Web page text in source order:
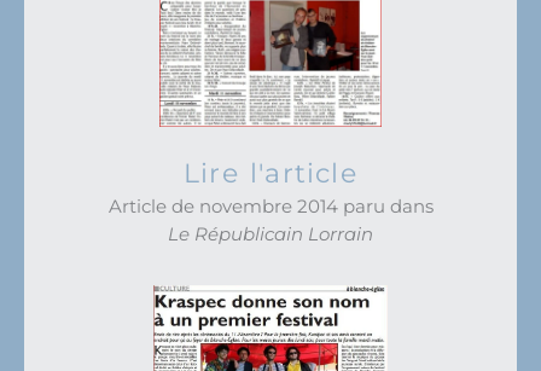
Lire l'article
Article de novembre 2014 paru dans
Le Républicain Lorrain